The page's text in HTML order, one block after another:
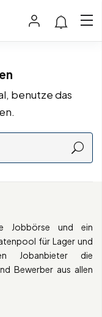
benutze das
Jobbörse und ein
für Lager und
Jobanbieter die
Bewerber aus allen